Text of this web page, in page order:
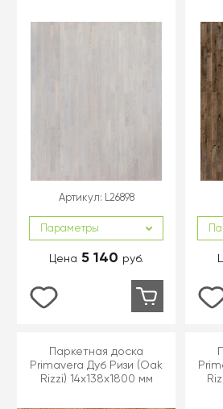
Артикул: L26898
Параметры
Цена 5 140 руб.
Паркетная доска
Primavera Дуб Ризи (Oak
Rizzi) 14x138x1800 мм